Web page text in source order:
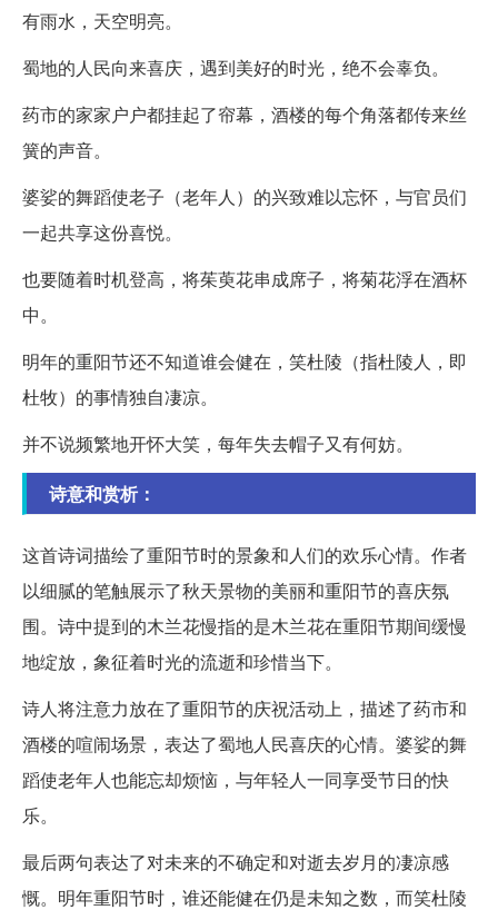
有雨水，天空明亮。
蜀地的人民向来喜庆，遇到美好的时光，绝不会辜负。
药市的家家户户都挂起了帘幕，酒楼的每个角落都传来丝
簧的声音。
婆娑的舞蹈使老子（老年人）的兴致难以忘怀，与官员们
一起共享这份喜悦。
也要随着时机登高，将茱萸花串成席子，将菊花浮在酒杯
中。
明年的重阳节还不知道谁会健在，笑杜陵（指杜陵人，即
杜牧）的事情独自凄凉。
并不说频繁地开怀大笑，每年失去帽子又有何妨。
诗意和赏析：
这首诗词描绘了重阳节时的景象和人们的欢乐心情。作者
以细腻的笔触展示了秋天景物的美丽和重阳节的喜庆氛
围。诗中提到的木兰花慢指的是木兰花在重阳节期间缓慢
地绽放，象征着时光的流逝和珍惜当下。
诗人将注意力放在了重阳节的庆祝活动上，描述了药市和
酒楼的喧闹场景，表达了蜀地人民喜庆的心情。婆娑的舞
蹈使老年人也能忘却烦恼，与年轻人一同享受节日的快
乐。
最后两句表达了对未来的不确定和对逝去岁月的凄凉感
慨。明年重阳节时，谁还能健在仍是未知之数，而笑杜陵